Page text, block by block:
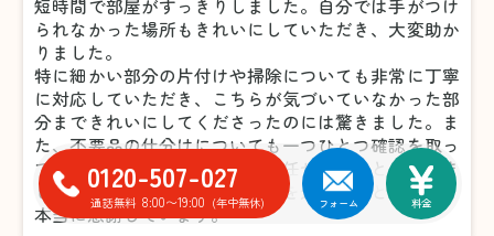
短時間で部屋がすっきりしました。自分では手がつけ
られなかった場所もきれいにしていただき、大変助か
りました。
特に細かい部分の片付けや掃除についても非常に丁寧
に対応していただき、こちらが気づいていなかった部
分まできれいにしてくださったのには驚きました。ま
た、不要品の仕分けについても一つひとつ確認を取っ
てくださったため、安心してお任せすることができま
した。おかげで気持ちよく来客を迎えることができ、
本当に感謝しています。
0120-507-027
通話無料 8:00〜19:00 (年中無休) フォーム 料金